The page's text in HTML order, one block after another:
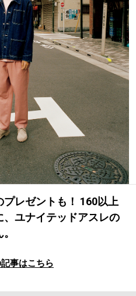
#MUSIC #MOVIE
#OUTDOOR
HANDBOOK
レゼントも！ 160以上
ユナイテッドアスレの
事はこちら